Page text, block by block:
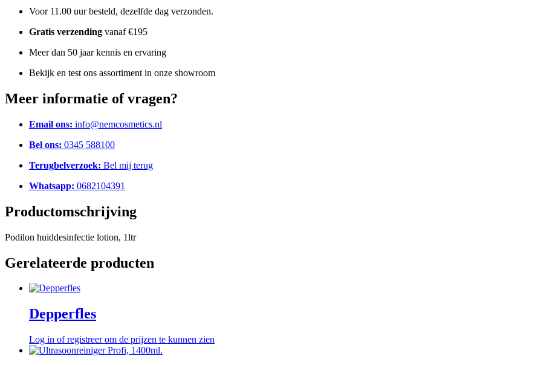
Voor 11.00 uur besteld, dezelfde dag verzonden.
Gratis verzending vanaf €195
Meer dan 50 jaar kennis en ervaring
Bekijk en test ons assortiment in onze showroom
Meer informatie of vragen?
Email ons: info@nemcosmetics.nl
Bel ons: 0345 588100
Terugbelverzoek: Bel mij terug
Whatsapp: 0682104391
Productomschrijving
Podilon huiddesinfectie lotion, 1ltr
Gerelateerde producten
Depperfles
Log in of registreer om de prijzen te kunnen zien